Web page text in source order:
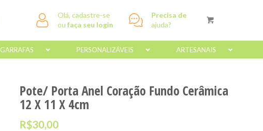
Olá, cadastre-se
oufaça seu login
Precisa de
ajuda?
GARRAFAS PERSONALIZÁVEIS ARTESANAIS
Pote/ Porta Anel Coração Fundo Cerâmica
12 X 11 X 4cm
R$30,00